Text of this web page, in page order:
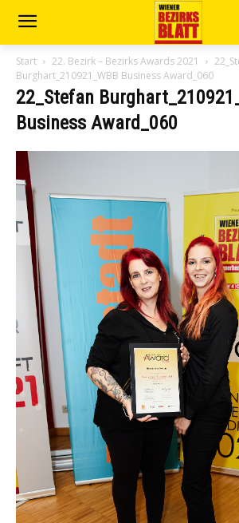
Start 22. Bezirk – Bezirks Awards 2021
Burghart_210921_WBB Business Award_060
22_Stefan
Business Award_060